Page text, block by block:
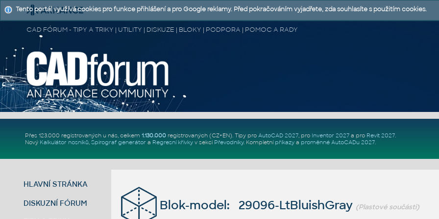
CAD FÓRUM - TIPY A TRIKY | UTILITY | DISKUZE | BLOKY | PODPORA | POMOC A RADY
Přes 123.000 registrovaných u nás, celkem 1.130.000registrovaných (CZ+EN). Tipy pro AutoCAD 2027, pro Inventor 2027a pro Revit 2027.
Nový Kalkulátor nosníků, Spirograf generátor a Regresní křivkyv sekci Převodníky. Kompletní příkazya proměnné AutoCADu 2027.
HLAVNÍ STRÁNKA
DISKUZNÍ FÓRUM Blok-model: 29096-LtBluishGray (Plastové součásti)
Tento portál využívá cookies pro funkce přihlášení a pro Google reklamy. Před pokračováním vyjadřete, zda souhlasíte s použitím cookies.